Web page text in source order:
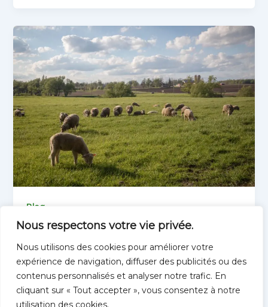
Nous respectons votre vie privée.
Nous utilisons des cookies pour améliorer votre
expérience de navigation, diffuser des publicités ou des
contenus personnalisés et analyser notre trafic. En
cliquant sur « Tout accepter », vous consentez à notre
utilisation des cookies.
Blog
Qu’est ce que l’éco pâturage ?
11 August 2024
Dans cet article, nous explorerons en
profondeur ce qu’est l’éco-pâturage, ses
avantages, à qui s’adresse-t-il et les démarches